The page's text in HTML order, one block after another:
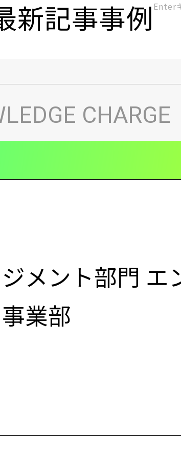
新記事事例
CHARGE
メント部門 エ
業部